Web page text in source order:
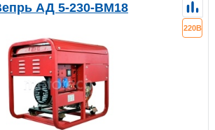
АД 5-230-ВМ18
220В